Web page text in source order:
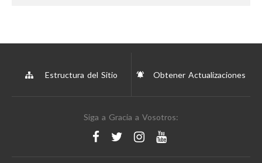
Estructura del Sitio Obtener Actualizaciones
Siga a Gracia a Vosotros: